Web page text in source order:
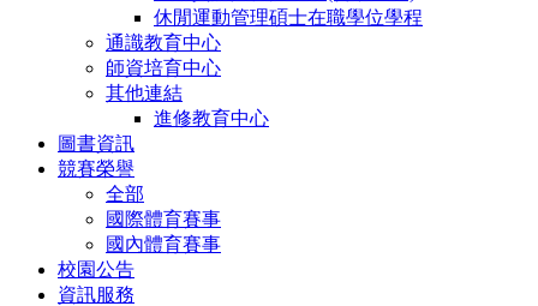
休閒運動管理碩士在職學位學程
通識教育中心
師資培育中心
其他連結
進修教育中心
圖書資訊
競賽榮譽
全部
國際體育賽事
國內體育賽事
校園公告
資訊服務